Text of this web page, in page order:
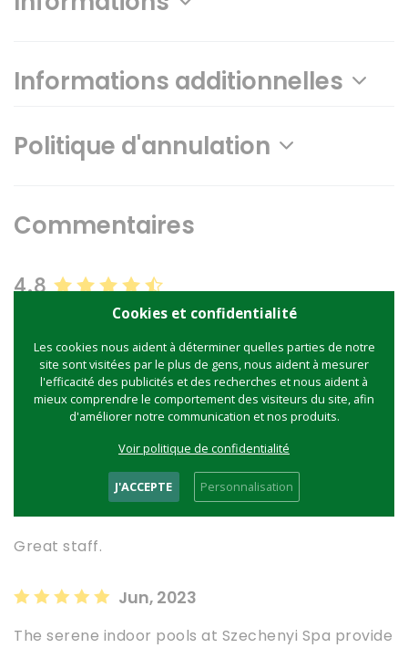
Informations additionnelles
Politique d'annulation
Commentaires
4.8
488 commentaires
5 étoiles
395
4 étoiles
84
3 étoiles
8
2 étoiles
1
Jun, 2023
Great staff.
Jun, 2023
The serene indoor pools at Szechenyi Spa provide
Cookies et confidentialité
Les cookies nous aident à déterminer quelles parties de notre
site sont visitées par le plus de gens, nous aident à mesurer
l'efficacité des publicités et des recherches et nous aident à
mieux comprendre le comportement des visiteurs du site, afin
d'améliorer notre communication et nos produits.
Voir politique de confidentialité
J'ACCEPTE Personnalisation